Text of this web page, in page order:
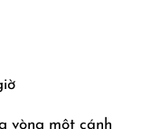
vòng một cánh